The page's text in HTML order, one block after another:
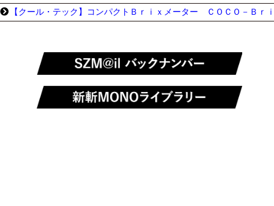
【クール・テック】コンパクトＢｒｉｘメーター ＣＯＣＯ－Ｂｒ